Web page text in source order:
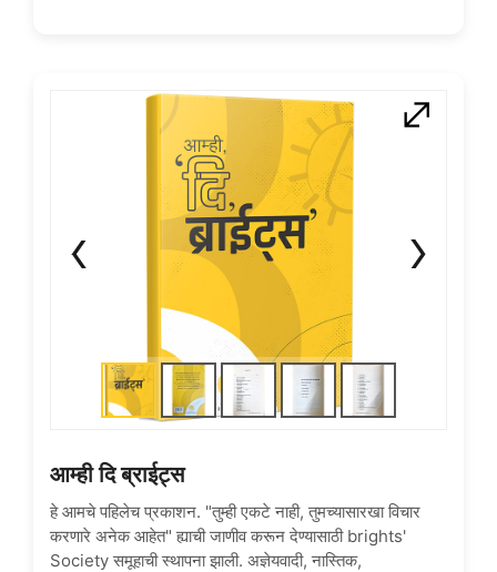
आम्ही दि ब्राईट्स
हे आमचे पहिलेच प्रकाशन. "तुम्ही एकटे नाही, तुमच्यासारखा विचार
करणारे अनेक आहेत" ह्याची जाणीव करून देण्यासाठी brights'
Society समूहाची स्थापना झाली. अज्ञेयवादी, नास्तिक,